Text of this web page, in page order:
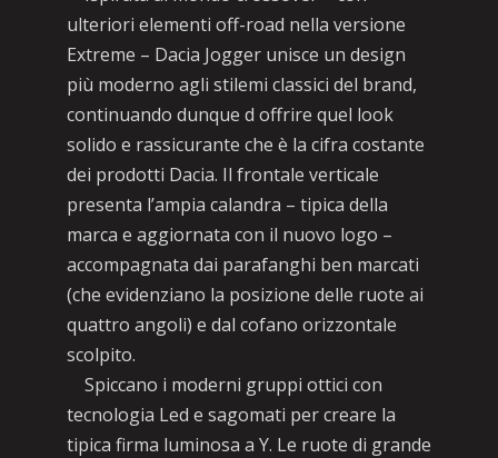
ulteriori elementi off-road nella versione
Extreme – Dacia Jogger unisce un design
più moderno agli stilemi classici del brand,
continuando dunque d offrire quel look
solido e rassicurante che è la cifra costante
dei prodotti Dacia. Il frontale verticale
presenta l’ampia calandra – tipica della
marca e aggiornata con il nuovo logo –
accompagnata dai parafanghi ben marcati
(che evidenziano la posizione delle ruote ai
quattro angoli) e dal cofano orizzontale
scolpito.
Spiccano i moderni gruppi ottici con
tecnologia Led e sagomati per creare la
tipica firma luminosa a Y. Le ruote di grande